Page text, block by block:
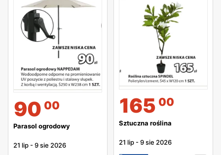
90 00
Parasol ogrodowy
21 lip -9 sie 2026
165 00
Sztuczna roślina
21 lip -9 sie 2026